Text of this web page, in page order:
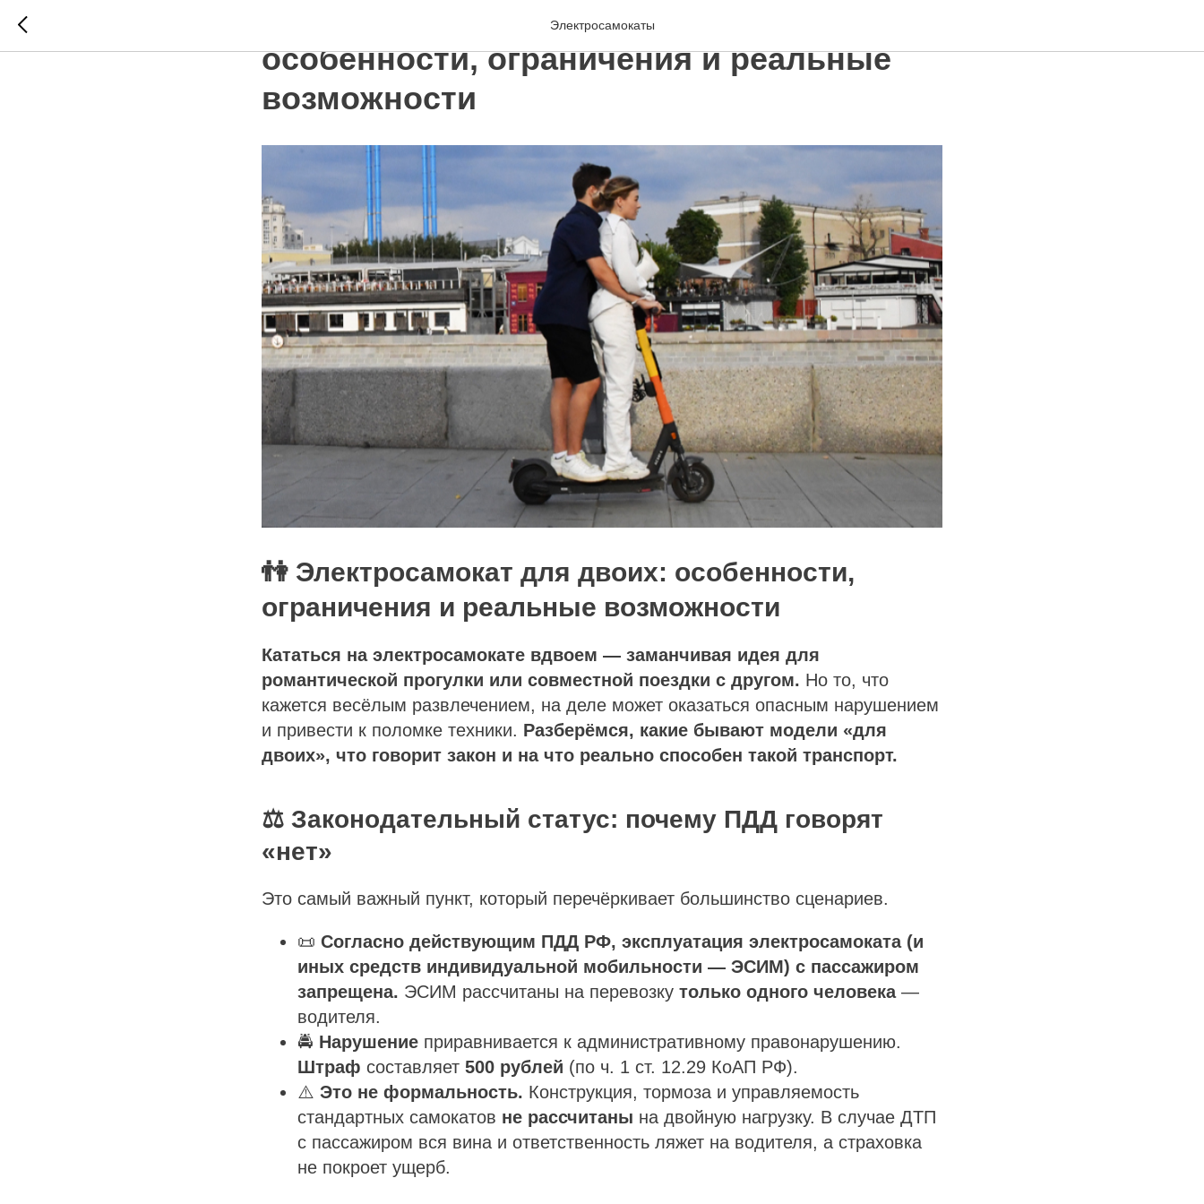
Электросамокаты
👫 Электросамокат для двоих:
особенности, ограничения и реальные
возможности
👫 Электросамокат для двоих: особенности,
ограничения и реальные возможности
Кататься на электросамокате вдвоем — заманчивая идея для
романтической прогулки или совместной поездки с другом. Но то, что
кажется весёлым развлечением, на деле может оказаться опасным нарушением
и привести к поломке техники. Разберёмся, какие бывают модели «для
двоих», что говорит закон и на что реально способен такой транспорт.
⚖️ Законодательный статус: почему ПДД говорят
«нет»
Это самый важный пункт, который перечёркивает большинство сценариев.
📜 Согласно действующим ПДД РФ, эксплуатация электросамоката (и
иных средств индивидуальной мобильности — ЭСИМ) с пассажиром
запрещена. ЭСИМ рассчитаны на перевозку только одного человека—
водителя.
🚔 Нарушение приравнивается к административному правонарушению.
Штраф составляет 500 рублей (по ч. 1 ст. 12.29 КоАП РФ).
⚠️ Это не формальность. Конструкция, тормоза и управляемость
стандартных самокатов не рассчитаны на двойную нагрузку. В случае ДТП
с пассажиром вся вина и ответственность ляжет на водителя, а страховка
не покроет ущерб.